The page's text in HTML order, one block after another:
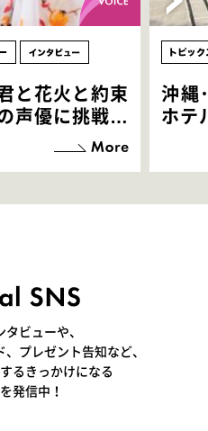
と花火と約束
声優に挑戦！
もらっている
芝居に没頭で
沖縄
ホテ
ビューや、
プレゼント告知など、
るきっかけになる
発信中！